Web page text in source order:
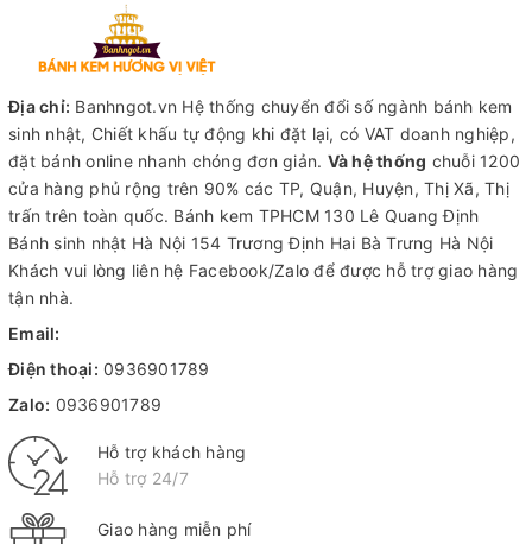
Địa chỉ: Banhngot.vn Hệ thống chuyển đổi số ngành bánh kem
sinh nhật, Chiết khấu tự động khi đặt lại, có VAT doanh nghiệp,
đặt bánh online nhanh chóng đơn giản. Và hệ thống chuỗi 1200
cửa hàng phủ rộng trên 90% các TP, Quận, Huyện, Thị Xã, Thị
trấn trên toàn quốc. Bánh kem TPHCM130 Lê Quang Định
Bánh sinh nhật Hà Nội 154 Trương Định Hai Bà Trưng Hà Nội
Khách vui lòng liên hệ Facebook/Zalo để được hỗ trợ giao hàng
tận nhà.
Email:
Điện thoại: 0936901789
Zalo: 0936901789
Hỗ trợ khách hàng
Hỗ trợ 24/7
Giao hàng miễn phí